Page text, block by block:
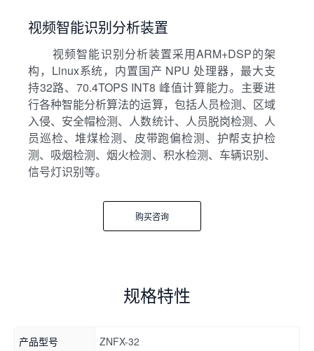
视频智能识别分析装置
视频智能识别分析装置采用ARM+DSP的架
构，Linux系统，内置国产 NPU 处理器，最大支
持32路、70.4TOPS INT8 峰值计算能力。主要进
行各种智能分析算法的运算，包括人员检测、区域
入侵、安全帽检测、人数统计、人员脱岗检测、人
员巡检、堆煤检测、皮带跑偏检测、护帮支护检
测、吸烟检测、烟火检测、积水检测、车辆识别、
信号灯识别等。
购买咨询
规格特性
产品型号 ZNFX-32